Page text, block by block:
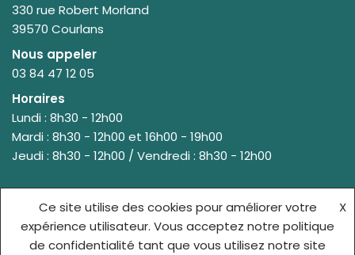
330 rue Robert Morland
39570 Courlans
Nous appeler
03 84 47 12 05
Horaires
Lundi : 8h30 - 12h00
Mardi : 8h30 - 12h00 et 16h00 - 19h00
Jeudi : 8h30 - 12h00 / Vendredi : 8h30 - 12h00
© {site_title} {current_year}
ACCUEIL
MENTIONS LÉGALES
Ce site utilise des cookies pour améliorer votre
expérience utilisateur. Vous acceptez notre politique
de confidentialité tant que vous utilisez notre site
X